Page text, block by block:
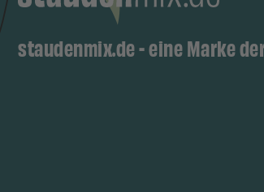
staudenmix.de - eine Marke